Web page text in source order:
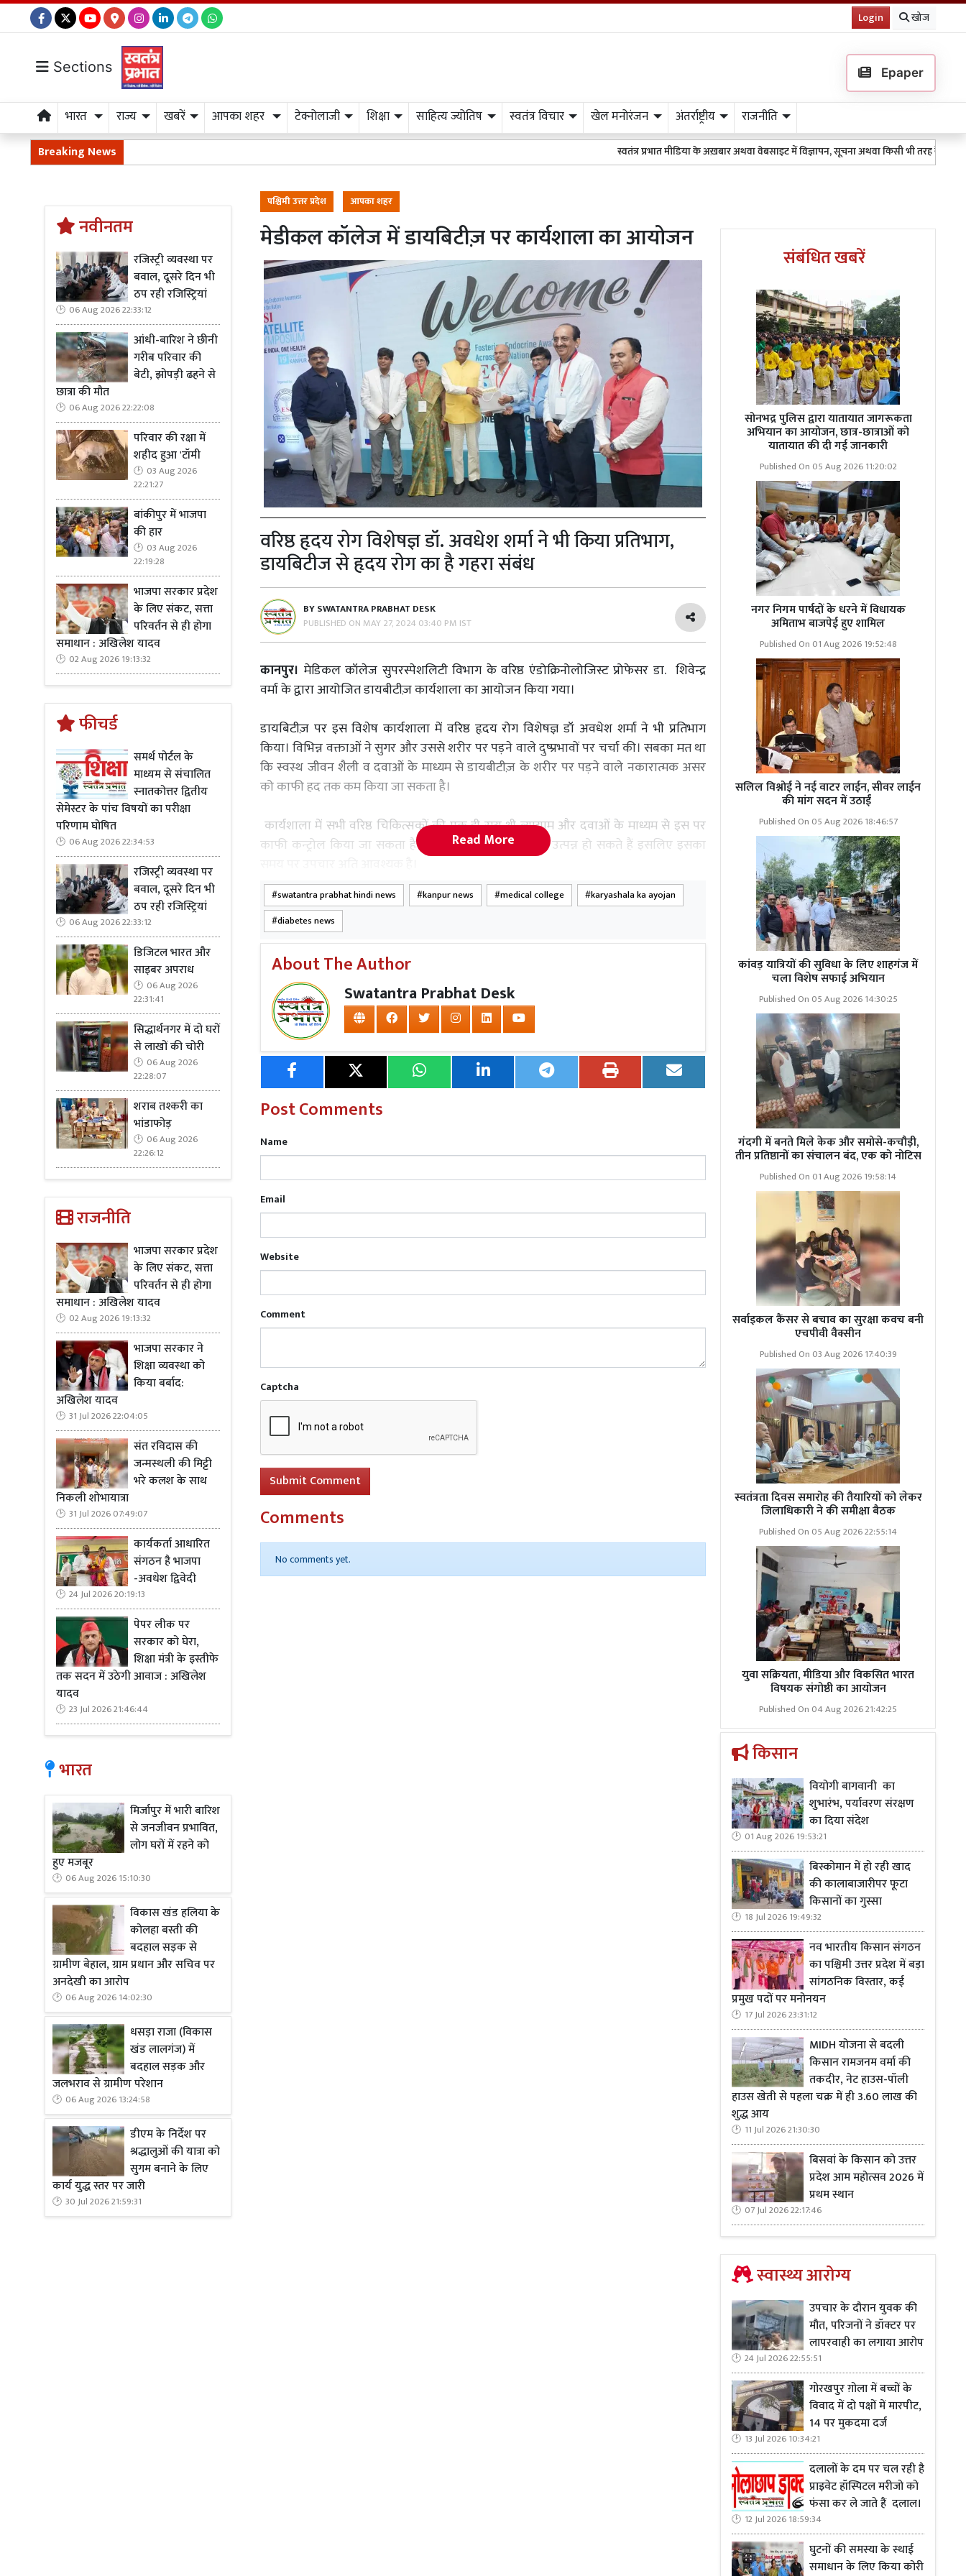
Login खोज
Sections Epaper
भारत राज्य खबरें आपका शहर टेक्नोलाजी शिक्षा साहित्य ज्योतिष स्वतंत्र विचार खेल मनोरंजन अंतर्राष्ट्रीय राजनीति
Breaking News स्वतंत्र प्रभात मीडिया के अख़बार अथवा वेबसाइट में विज्ञापन, सूचना अथवा किसी भी तरह के प्रकाशन के लिए
नवीनतम
रजिस्ट्री व्यवस्था पर
बवाल, दूसरे दिन भी
ठप रही रजिस्ट्रियां
06 Aug 2026 22:33:12
आंधी-बारिश ने छीनी
गरीब परिवार की
बेटी, झोपड़ी ढहने से
छात्रा की मौत
06 Aug 2026 22:22:08
परिवार की रक्षा में
शहीद हुआ 'टॉमी
03 Aug 2026
22:21:27
बांकीपुर में भाजपा
की हार
03 Aug 2026
22:19:28
भाजपा सरकार प्रदेश
के लिए संकट, सत्ता
परिवर्तन से ही होगा
समाधान : अखिलेश यादव
02 Aug 2026 19:13:32
फीचर्ड
समर्थ पोर्टल के
माध्यम से संचालित
स्नातकोत्तर द्वितीय
सेमेस्टर के पांच विषयों का परीक्षा
परिणाम घोषित
06 Aug 2026 22:34:53
रजिस्ट्री व्यवस्था पर
बवाल, दूसरे दिन भी
ठप रही रजिस्ट्रियां
06 Aug 2026 22:33:12
डिजिटल भारत और
साइबर अपराध
06 Aug 2026
22:31:41
सिद्धार्थनगर में दो घरों
से लाखों की चोरी
06 Aug 2026
22:28:07
शराब तश्करी का
भांडाफोड़
06 Aug 2026
22:26:12
राजनीति
भाजपा सरकार प्रदेश
के लिए संकट, सत्ता
परिवर्तन से ही होगा
समाधान : अखिलेश यादव
02 Aug 2026 19:13:32
भाजपा सरकार ने
शिक्षा व्यवस्था को
किया बर्बाद:
अखिलेश यादव
31 Jul 2026 22:04:05
संत रविदास की
जन्मस्थली की मिट्टी
भरे कलश के साथ
निकली शोभायात्रा
31 Jul 2026 07:49:07
कार्यकर्ता आधारित
संगठन है भाजपा
-अवधेश द्विवेदी
24 Jul 2026 20:19:13
पेपर लीक पर
सरकार को घेरा,
शिक्षा मंत्री के इस्तीफे
तक सदन में उठेगी आवाज : अखिलेश
यादव
23 Jul 2026 21:46:44
भारत
मिर्जापुर में भारी बारिश
से जनजीवन प्रभावित,
लोग घरों में रहने को
हुए मजबूर
06 Aug 2026 15:10:30
विकास खंड हलिया के
कोलहा बस्ती की
बदहाल सड़क से
ग्रामीण बेहाल, ग्राम प्रधान और सचिव पर
अनदेखी का आरोप
06 Aug 2026 14:02:30
धसड़ा राजा (विकास
खंड लालगंज) में
बदहाल सड़क और
जलभराव से ग्रामीण परेशान
06 Aug 2026 13:24:58
डीएम के निर्देश पर
श्रद्धालुओं की यात्रा को
सुगम बनाने के लिए
कार्य युद्ध स्तर पर जारी
30 Jul 2026 21:59:31
पश्चिमी उत्तर प्रदेश आपका शहर
मेडीकल कॉलेज में डायबिटीज़ पर कार्यशाला का आयोजन
वरिष्ठ हृदय रोग विशेषज्ञ डॉ. अवधेश शर्मा ने भी किया प्रतिभाग,
डायबिटीज से हृदय रोग का है गहरा संबंध
BYSWATANTRA PRABHAT DESK
PUBLISHED ON MAY 27, 2024 03:40 PM IST
कानपुर। मेडिकल कॉलेज सुपरस्पेशलिटी विभाग के वरिष्ठ एंडोक्रिनोलोजिस्ट प्रोफेसर डा. शिवेन्द्र
वर्मा के द्वारा आयोजित डायबीटीज़ कार्यशाला का आयोजन किया गया।
डायबिटीज़ पर इस विशेष कार्यशाला में वरिष्ठ हृदय रोग विशेषज्ञ डॉ अवधेश शर्मा ने भी प्रतिभाग
किया। विभिन्न वक्ताओं ने सुगर और उससे शरीर पर पड़ने वाले दुष्प्रभावों पर चर्चा की। सबका मत था
कि स्वस्थ जीवन शैली व दवाओं के माध्यम से डायबीटीज़ के शरीर पर पड़ने वाले नकारात्मक असर
को काफी हद तक कम किया जा सकता है।
कार्यशाला में सभी वरिष्ठ चिकित्सकों की एक ही राय थी व्यायाम और दवाओं के माध्यम से इस पर
काफी कन्ट्रोल किया जा सकता है। डायबिटीज़ से अन्य रोग भी उत्पन्न हो सकते हैं इसलिए इसका
Read More
swatantra prabhat hindi news kanpur news medical college
karyashala ka ayojan
diabetes news
About The Author
Swatantra Prabhat Desk
Post Comments
Name
Email
Website
Comment
Captcha
Submit Comment
Comments
No comments yet.
संबंधित खबरें
सोनभद्र पुलिस द्वारा यातायात जागरूकता
अभियान का आयोजन, छात्र-छात्राओं को
यातायात की दी गई जानकारी
Published On 05 Aug 2026 11:20:02
नगर निगम पार्षदों के धरने में विधायक
अमिताभ बाजपेई हुए शामिल
Published On 01 Aug 2026 19:52:48
सलिल विश्नोई ने नई वाटर लाईन, सीवर लाईन
की मांग सदन में उठाईं
Published On 05 Aug 2026 18:46:57
कांवड़ यात्रियों की सुविधा के लिए शाहगंज में
चला विशेष सफाई अभियान
Published On 05 Aug 2026 14:30:25
गंदगी में बनते मिले केक और समोसे-कचौड़ी,
तीन प्रतिष्ठानों का संचालन बंद, एक को नोटिस
Published On 01 Aug 2026 19:58:14
सर्वाइकल कैंसर से बचाव का सुरक्षा कवच बनी
एचपीवी वैक्सीन
Published On 03 Aug 2026 17:40:39
स्वतंत्रता दिवस समारोह की तैयारियों को लेकर
जिलाधिकारी ने की समीक्षा बैठक
Published On 05 Aug 2026 22:55:14
युवा सक्रियता, मीडिया और विकसित भारत
विषयक संगोष्ठी का आयोजन
Published On 04 Aug 2026 21:42:25
किसान
वियोगी बागवानी का
शुभारंभ, पर्यावरण संरक्षण
का दिया संदेश
01 Aug 2026 19:53:21
बिस्कोमान में हो रही खाद
की कालाबाजारीपर फूटा
किसानों का गुस्सा
18 Jul 2026 19:49:32
नव भारतीय किसान संगठन
का पश्चिमी उत्तर प्रदेश में बड़ा
सांगठनिक विस्तार, कई
प्रमुख पदों पर मनोनयन
17 Jul 2026 23:31:12
MIDH योजना से बदली
किसान रामजनम वर्मा की
तकदीर, नेट हाउस-पॉली
हाउस खेती से पहला चक्र में ही 3.60 लाख की
शुद्ध आय
11 Jul 2026 21:30:30
बिसवां के किसान को उत्तर
प्रदेश आम महोत्सव 2026 में
प्रथम स्थान
07 Jul 2026 22:17:46
स्वास्थ्य आरोग्य
उपचार के दौरान युवक की
मौत, परिजनों ने डॉक्टर पर
लापरवाही का लगाया आरोप
24 Jul 2026 22:55:51
गोरखपुर ग़ोला में बच्चों के
विवाद में दो पक्षों में मारपीट,
14 पर मुकदमा दर्ज
13 Jul 2026 10:34:21
दलालों के दम पर चल रही है
प्राइवेट हॉस्पिटल मरीजो को
फंसा कर ले जाते हैं दलाल।
12 Jul 2026 18:59:34
घुटनों की समस्या के स्थाई
समाधान के लिए किया कोरी